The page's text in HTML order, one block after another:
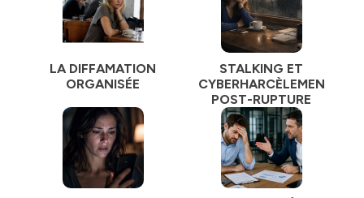
relations toxiquesavec des pervers narcissiques.
Je crois fermement qu'en éduquant et en sensibilisant
les gens sur les pervers narcissiques, nous pouvons
environnement plus sain et à protéger ceux qui sont
vulnérables à leurs tactiques destructrices.
Je vous invite donc à vous joindre à moi dans cette
découverte des pervers narcissiques et à la recherche de
moyens pour les combattre.
Préparez-vous à une exploration approfondie, des
conversations stimulantes et des conseils pratiques
pour vous aider à vous protéger et à vous rétablir.
LA DIFFAMATION
ORGANISÉE
STALKING ET
CYBERHARCÈLEMENT
POST-RUPTURE